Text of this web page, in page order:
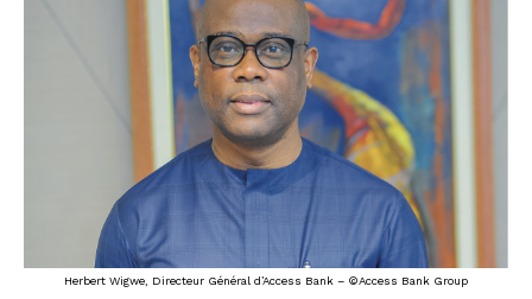
Herbert Wigwe, Directeur Général d’Access Bank – ©Access Bank Group